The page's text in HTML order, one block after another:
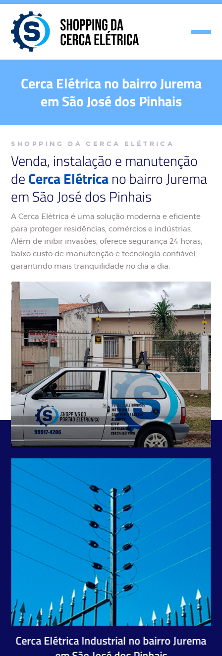
Cerca Elétrica no bairro Jurema
em São José dos Pinhais
SHOPPING DA CERCA ELÉTRICA
Venda, instalação e manutenção
deCerca Elétricano bairro Jurema
em São José dos Pinhais
A Cerca Elétrica é uma solução moderna e eficiente
para proteger residências, comércios e indústrias.
Além de inibir invasões, oferece segurança 24 horas,
baixo custo de manutenção e tecnologia confiável,
garantindo mais tranquilidade no dia a dia.
Cerca Elétrica Industrial no bairro Jurema